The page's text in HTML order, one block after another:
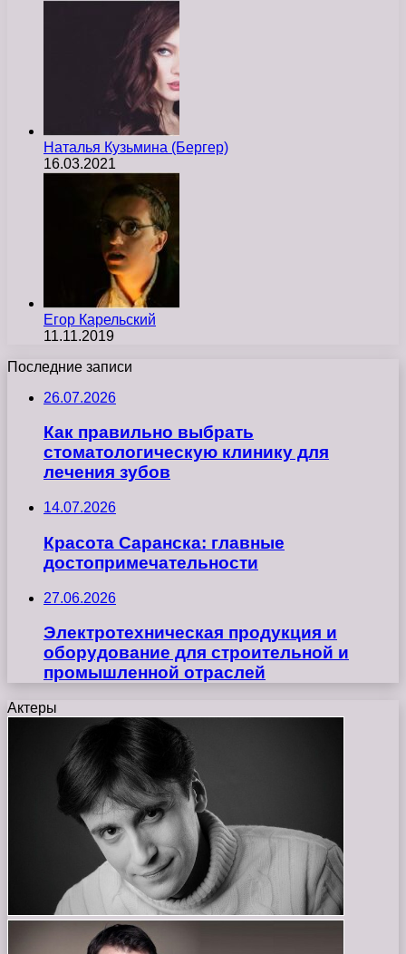
Наталья Кузьмина (Бергер)
16.03.2021
Егор Карельский
11.11.2019
Последние записи
26.07.2026
Как правильно выбрать
стоматологическую клинику для
лечения зубов
14.07.2026
Красота Саранска: главные
достопримечательности
27.06.2026
Электротехническая продукция и
оборудование для строительной и
промышленной отраслей
Актеры